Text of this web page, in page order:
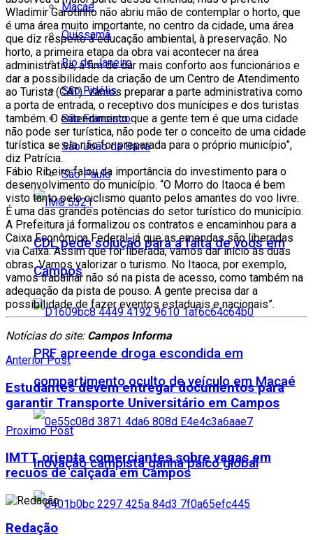
Macaé
Quissamã
Rio de Janeiro
São Fidélis
São Francisco
São João da Barra
São Paulo
CDL pede solução para a falta de voos em
Campos
PRF apreende droga escondida em
compartimento oculto de veículo em Macaé
Inovação campista ganha palco global
Wladimir Garotinho não abriu mão de contemplar o horto, que
é uma área muito importante, no centro da cidade, uma área
que diz respeito à educação ambiental, à preservação. No
horto, a primeira etapa da obra vai acontecer na área
administrativa, a fim de dar mais conforto aos funcionários e
dar a possibilidade da criação de um Centro de Atendimento
ao Turista (CAT). Vamos preparar a parte administrativa como
a porta de entrada, o receptivo dos munícipes e dos turistas
também. O entendimento que a gente tem é que uma cidade
não pode ser turística, não pode ter o conceito de uma cidade
turística se ela não for preparada para o próprio município”,
diz Patrícia.
Fábio Ribeiro falou da importância do investimento para o
desenvolvimento do município. “O Morro do Itaoca é bem
visto tanto pelo ciclismo quanto pelos amantes do voo livre.
É uma das grandes potências do setor turístico do município.
A Prefeitura já formalizou os contratos e encaminhou para a
Caixa Econômica Federal, já que as emendas são liberadas
via Caixa. Assim que for liberada, vamos dar início às duas
obras. Vamos valorizar o turismo. No Itaoca, por exemplo,
vamos trabalhar não só na pista de acesso, como também na
adequação da pista de pouso. A gente precisa dar a
possibilidade de fazer eventos estaduais e nacionais”.
Notícias do site: Campos Informa
Anterior Post
Estudantes devem entregar documentos para
garantir Transporte Universitário em Campos
Proximo Post
IMTT orienta comerciantes sobre vagas em
recuos de calçada em Campos
Redação